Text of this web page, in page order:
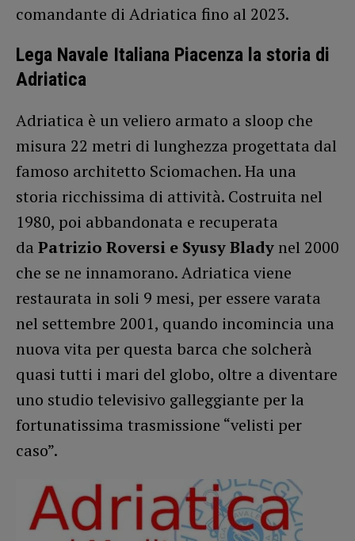
comandante di Adriatica fino al 2023.
Lega Navale Italiana Piacenza la storia di
Adriatica
Adriatica è un veliero armato a sloop che
misura 22 metri di lunghezza progettata dal
famoso architetto Sciomachen. Ha una
storia ricchissima di attività. Costruita nel
1980, poi abbandonata e recuperata
da Patrizio Roversi e Syusy Blady nel 2000
che se ne innamorano. Adriatica viene
restaurata in soli 9 mesi, per essere varata
nel settembre 2001, quando incomincia una
nuova vita per questa barca che solcherà
quasi tutti i mari del globo, oltre a diventare
uno studio televisivo galleggiante per la
fortunatissima trasmissione “velisti per
caso”.